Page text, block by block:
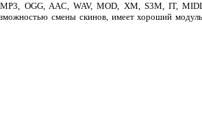
OGG, AAC, WAV, MOD, XM, S3M, IT,
смены скинов, имеет хороший